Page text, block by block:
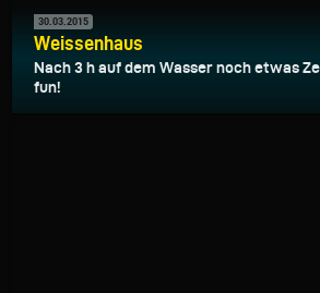
30.03.2015
Weissenhaus
Nach 3 h auf dem Wasser noch etwas
fun!